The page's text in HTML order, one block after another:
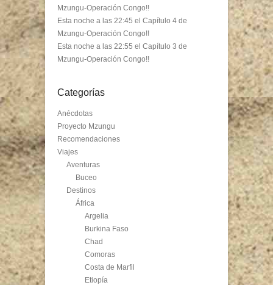
Mzungu-Operación Congo!!
Esta noche a las 22:45 el Capítulo 4 de
Mzungu-Operación Congo!!
Esta noche a las 22:55 el Capítulo 3 de
Mzungu-Operación Congo!!
Categorías
Anécdotas
Proyecto Mzungu
Recomendaciones
Viajes
Aventuras
Buceo
Destinos
África
Argelia
Burkina Faso
Chad
Comoras
Costa de Marfil
Etiopía